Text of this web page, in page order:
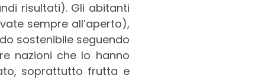
risultati). Gli abitanti
sempre all’aperto),
sostenibile seguendo
nazioni che lo hanno
soprattutto frutta e